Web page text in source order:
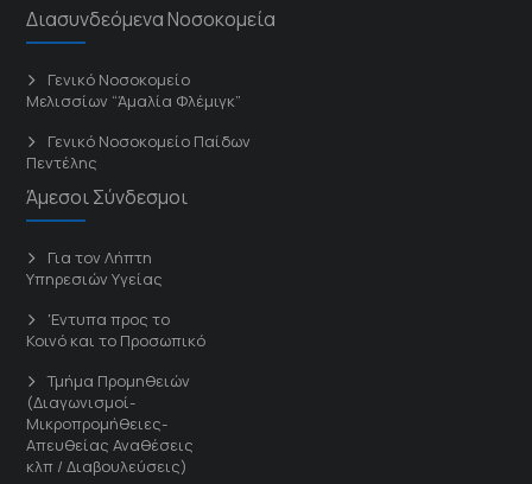
Διασυνδεόμενα Νοσοκομεία
Γενικό Νοσοκομείο
Μελισσίων “Άμαλία Φλέμιγκ”
Γενικό Νοσοκομείο Παίδων
Πεντέλης
Άμεσοι Σύνδεσμοι
Για τον Λήπτη
Υπηρεσιών Υγείας
'Εντυπα προς το
Κοινό και το Προσωπικό
Τμήμα Προμηθειών
(Διαγωνισμοί-
Μικροπρομήθειες-
Απευθείας Αναθέσεις
κλπ / Διαβουλεύσεις)